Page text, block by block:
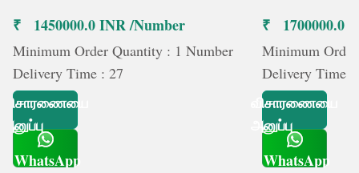
₹ 1450000.0 INR /Number
Minimum Order Quantity : 1 Number
Delivery Time : 27
விசாரணையை
அனுப்பு
WhatsApp
₹ 1700000.0
Minimum
Delivery Time :
விசாரணையை
அனுப்பு
WhatsApp